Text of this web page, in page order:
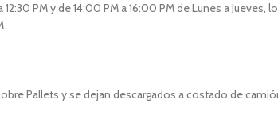
PM y de 14:00 PM a 16:00 PM de Lunes a Jueves,
Pallets y se dejan descargados a costado de